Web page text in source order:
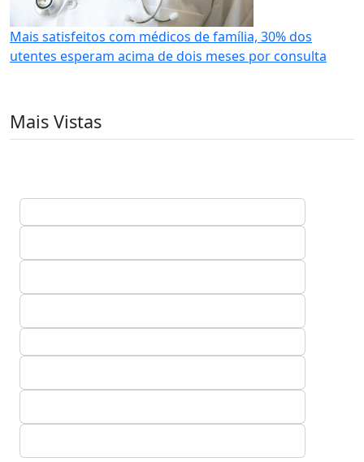
Mais satisfeitos com médicos de família, 30% dos
utentes esperam acima de dois meses por consulta
Mais Vistas